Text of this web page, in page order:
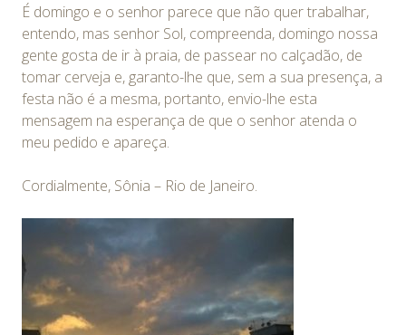
É domingo e o senhor parece que não quer trabalhar,
entendo, mas senhor Sol, compreenda, domingo nossa
gente gosta de ir à praia, de passear no calçadão, de
tomar cerveja e, garanto-lhe que, sem a sua presença, a
festa não é a mesma, portanto, envio-lhe esta
mensagem na esperança de que o senhor atenda o
meu pedido e apareça.
Cordialmente, Sônia – Rio de Janeiro.